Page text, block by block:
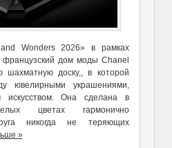
Wonders 2026» в рамках
французский дом моды Chanel
шахматную доску,, в которой
ювелирными украшениями,
искусством. Она сделана в
цветах гармонично
никогда не теряющих
»